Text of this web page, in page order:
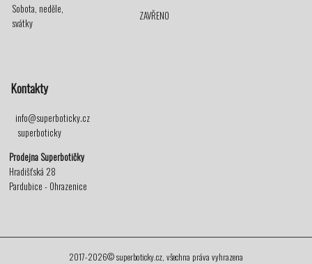
Sobota, neděle,
svátky
ZAVŘENO
Kontakty
info@superboticky.cz
superboticky
Prodejna Superbotičky
Hradišťská 28
Pardubice - Ohrazenice
2017-2026© superboticky.cz, všechna práva vyhrazena